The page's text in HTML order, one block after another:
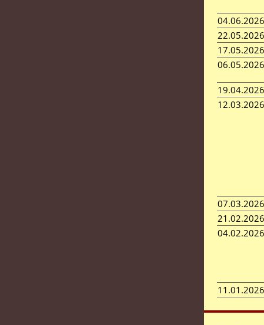
04.06.2026
22.05.2026
17.05.2026
06.05.2026
19.04.2026
12.03.2026
07.03.2026
21.02.2026
04.02.2026
11.01.2026